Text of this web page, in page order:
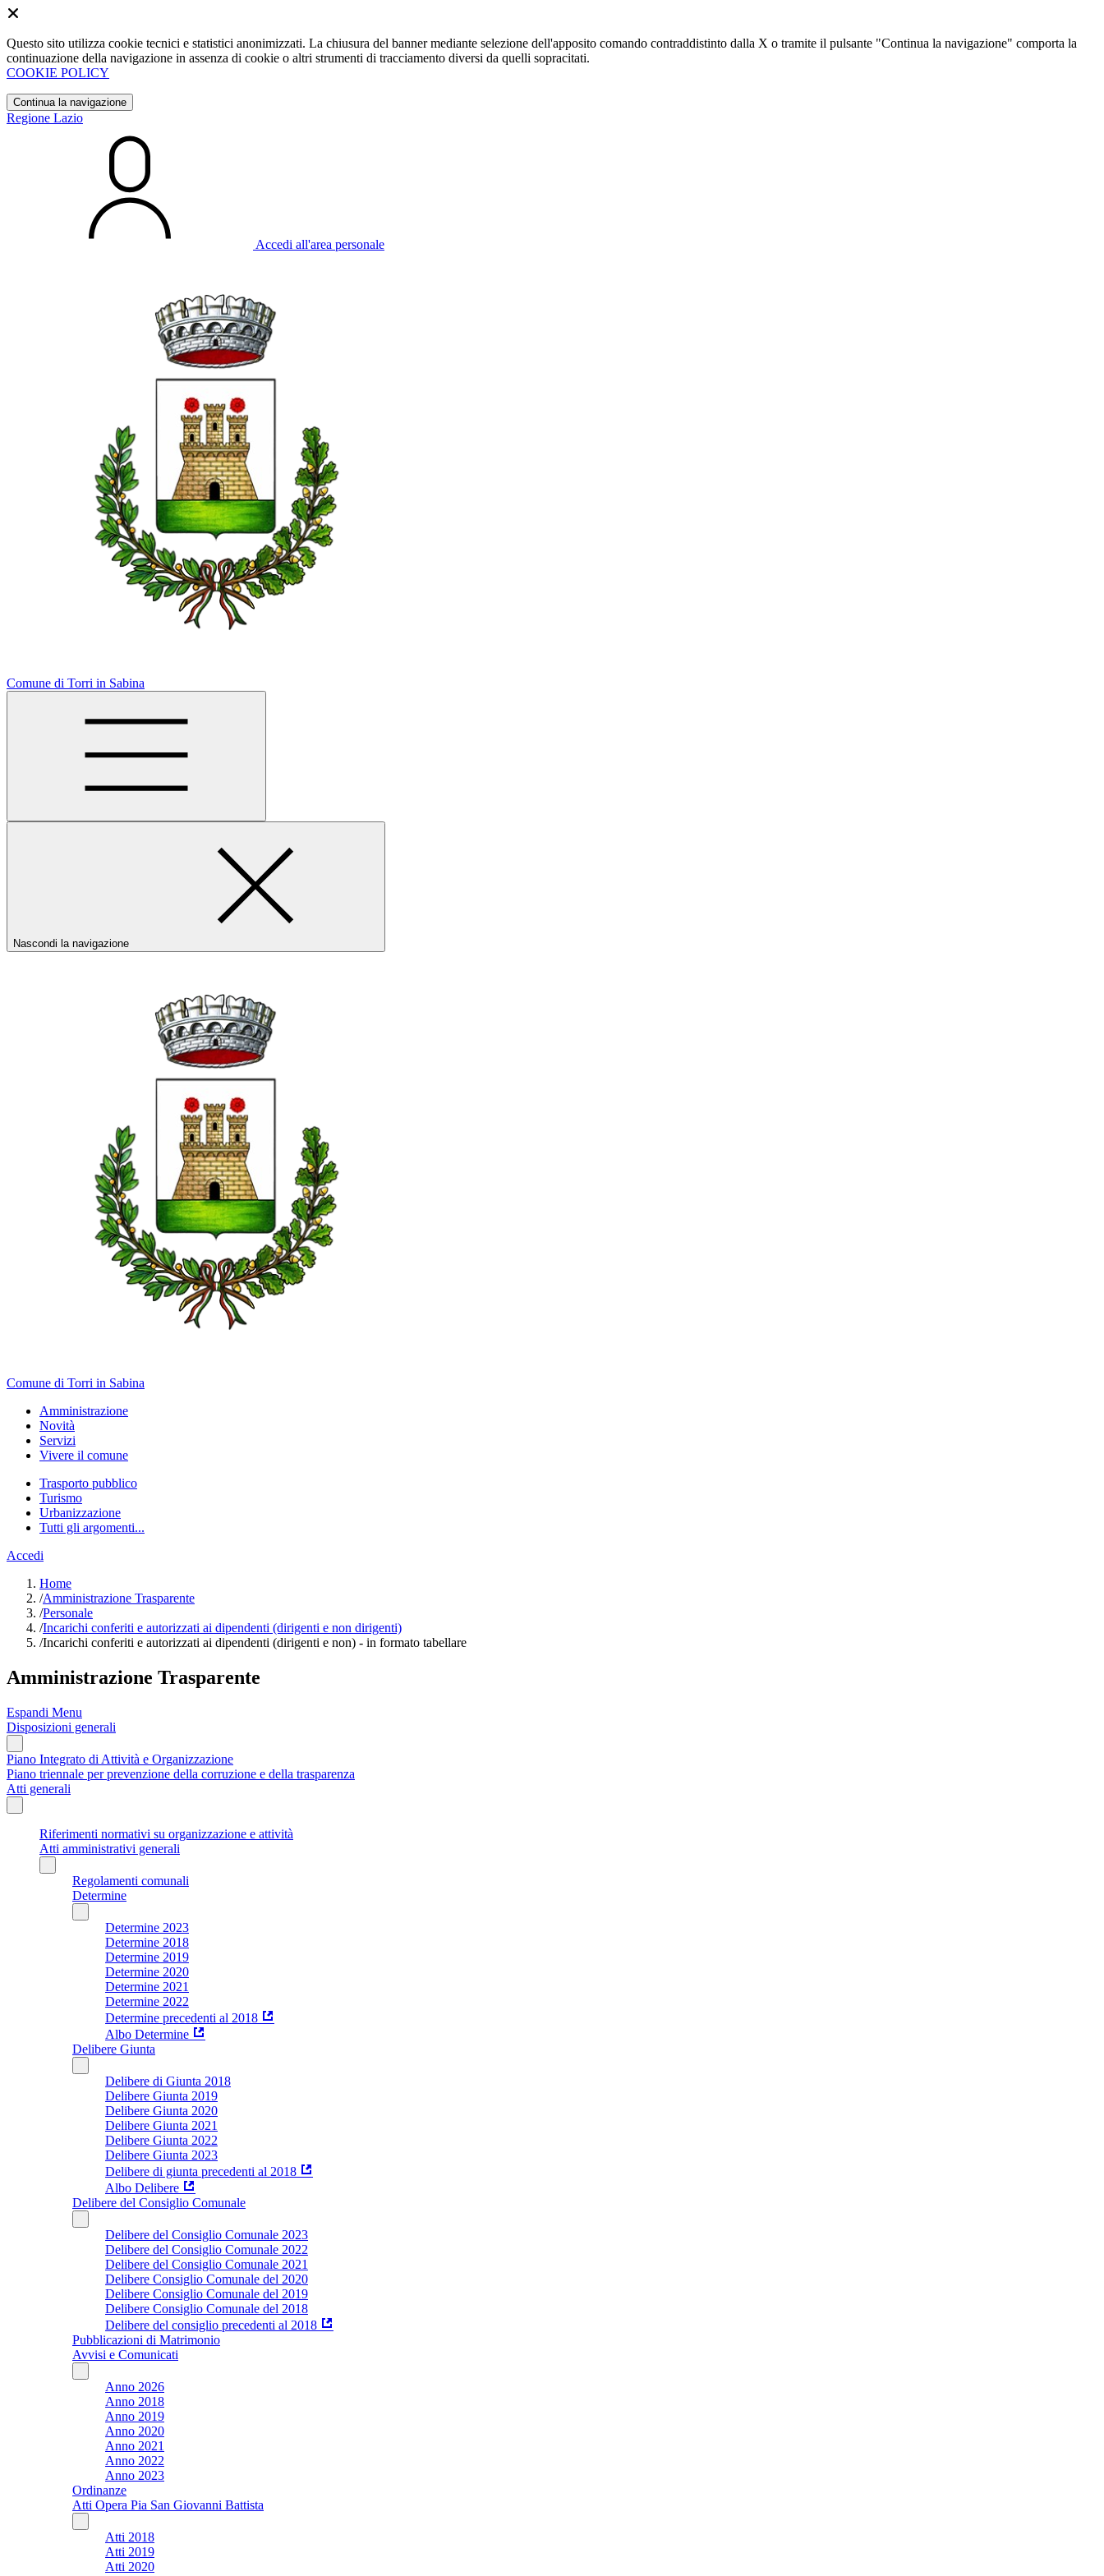
Questo sito utilizza cookie tecnici e statistici anonimizzati. La chiusura del banner mediante selezione dell'apposito comando contraddistinto dalla X o tramite il pulsante "Continua la navigazione" comporta la
continuazione della navigazione in assenza di cookie o altri strumenti di tracciamento diversi da quelli sopracitati.
COOKIE POLICY
Continua la navigazione
Regione Lazio
Accedi all'area personale
Comune di Torri in Sabina
Nascondi la navigazione
Comune di Torri in Sabina
Amministrazione
Novità
Servizi
Vivere il comune
Trasporto pubblico
Turismo
Urbanizzazione
Tutti gli argomenti...
Accedi
Home
/Amministrazione Trasparente
/Personale
/Incarichi conferiti e autorizzati ai dipendenti (dirigenti e non dirigenti)
/Incarichi conferiti e autorizzati ai dipendenti (dirigenti e non) - in formato tabellare
Amministrazione Trasparente
Espandi Menu
Disposizioni generali
Piano Integrato di Attività e Organizzazione
Piano triennale per prevenzione della corruzione e della trasparenza
Atti generali
Riferimenti normativi su organizzazione e attività
Atti amministrativi generali
Regolamenti comunali
Determine
Determine 2023
Determine 2018
Determine 2019
Determine 2020
Determine 2021
Determine 2022
Determine precedenti al 2018
Albo Determine
Delibere Giunta
Delibere di Giunta 2018
Delibere Giunta 2019
Delibere Giunta 2020
Delibere Giunta 2021
Delibere Giunta 2022
Delibere Giunta 2023
Delibere di giunta precedenti al 2018
Albo Delibere
Delibere del Consiglio Comunale
Delibere del Consiglio Comunale 2023
Delibere del Consiglio Comunale 2022
Delibere del Consiglio Comunale 2021
Delibere Consiglio Comunale del 2020
Delibere Consiglio Comunale del 2019
Delibere Consiglio Comunale del 2018
Delibere del consiglio precedenti al 2018
Pubblicazioni di Matrimonio
Avvisi e Comunicati
Anno 2026
Anno 2018
Anno 2019
Anno 2020
Anno 2021
Anno 2022
Anno 2023
Ordinanze
Atti Opera Pia San Giovanni Battista
Atti 2018
Atti 2019
Atti 2020